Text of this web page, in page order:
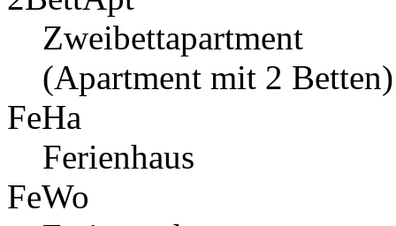
Zweibettapartment
(Apartment mit 2 Betten)
FeHa
Ferienhaus
FeWo